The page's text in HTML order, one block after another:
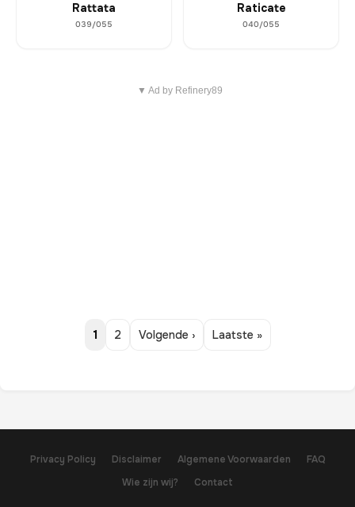
Rattata
039/055
Raticate
040/055
▼ Ad by Refinery89
1 2 Volgende › Laatste »
Privacy Policy Disclaimer Algemene Voorwaarden
FAQ
Wie zijn wij?
Contact